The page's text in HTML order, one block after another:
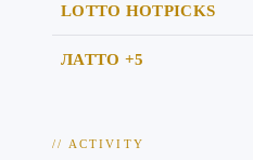
LOTTO HOTPICKS
ЛАТТО +5
// ACTIVITY